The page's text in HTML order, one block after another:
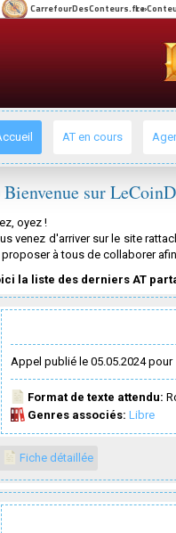
AT en cours
Bienvenue sur
oyez !
venez d'arriver sur le site
à tous de collaborer
la liste des derniers AT
Appel publié le 05.05.2024 pour
Format de texte attendu:
Genres associés: Libre
Fiche détaillée